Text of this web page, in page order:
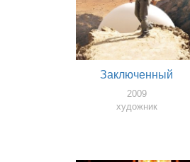
Заключенный
2009
художник